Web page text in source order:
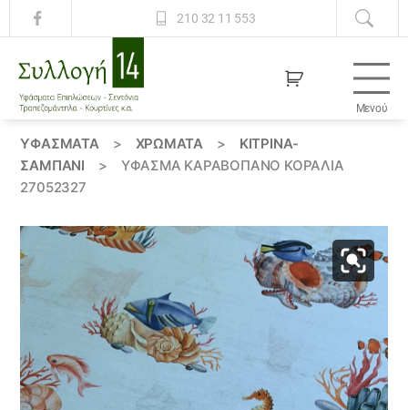
210 32 11 553
14
Μενού
ΥΦΆΣΜΑΤΑ > ΧΡΏΜΑΤΑ >
ΚΙΤΡΙΝΑ-
ΣΑΜΠΑΝΙ
>
ΎΦΑΣΜΑ ΚΑΡΑΒΌΠΑΝΟ ΚΟΡΑΛΙΑ
27052327